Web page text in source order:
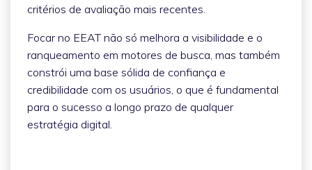
critérios de avaliação mais recentes.
Focar no EEAT não só melhora a visibilidade e o
ranqueamento em motores de busca, mas também
constrói uma base sólida de confiança e
credibilidade com os usuários, o que é fundamental
para o sucesso a longo prazo de qualquer
estratégia digital.